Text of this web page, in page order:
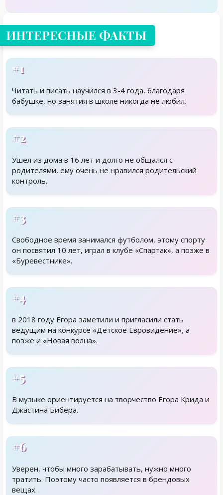
ИНТЕРЕСНЫЕ ФАКТЫ
#1
Читать и писать научился в 3-4 года, благодаря
бабушке, но занятия в школе никогда не любил.
#2
Ушел из дома в 16 лет и долго не общался с
родителями, ему очень не нравился родительский
контроль.
#3
Свободное время занимался футболом, этому спорту
он посвятил 10 лет, играл в клубе «Спартак», а позже в
«Буревестнике».
#4
в 2018 году Егора заметили и пригласили стать
ведущим на конкурсе «Детское Евровидение», а
позже и «Новая волна».
#5
В музыке ориентируется на творчество Егора Крида и
Джастина Бибера.
#6
Уверен, чтобы много зарабатывать, нужно много
тратить. Поэтому часто появляется в брендовых
вещах.